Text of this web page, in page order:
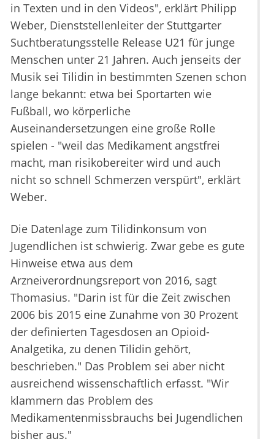
in Texten und in den Videos", erklärt Philipp
Weber, Dienststellenleiter der Stuttgarter
Suchtberatungsstelle Release U21 für junge
Menschen unter 21 Jahren. Auch jenseits der
Musik sei Tilidin in bestimmten Szenen schon
lange bekannt: etwa bei Sportarten wie
Fußball, wo körperliche
Auseinandersetzungen eine große Rolle
spielen - "weil das Medikament angstfrei
macht, man risikobereiter wird und auch
nicht so schnell Schmerzen verspürt", erklärt
Weber.
Die Datenlage zum Tilidinkonsum von
Jugendlichen ist schwierig. Zwar gebe es gute
Hinweise etwa aus dem
Arzneiverordnungsreport von 2016, sagt
Thomasius. "Darin ist für die Zeit zwischen
2006 bis 2015 eine Zunahme von 30 Prozent
der definierten Tagesdosen an Opioid-
Analgetika, zu denen Tilidin gehört,
beschrieben." Das Problem sei aber nicht
ausreichend wissenschaftlich erfasst. "Wir
klammern das Problem des
Medikamentenmissbrauchs bei Jugendlichen
bisher aus."